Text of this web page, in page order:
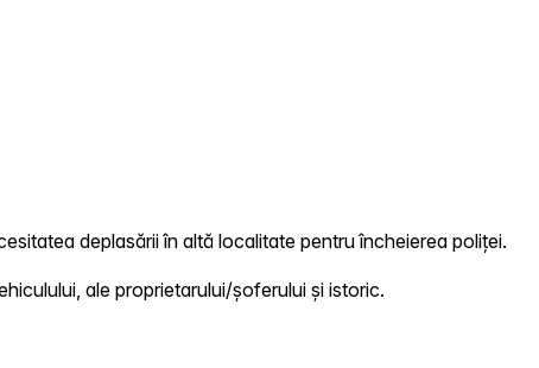
deplasării în altă localitate pentru încheierea poliței.
ale proprietarului/șoferului și istoric.